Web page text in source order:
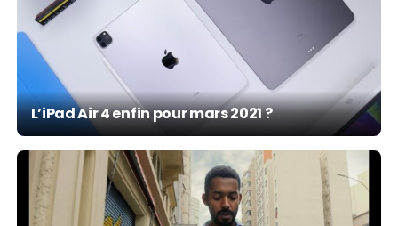
L’iPad Air 4 enfin pour mars 2021 ?